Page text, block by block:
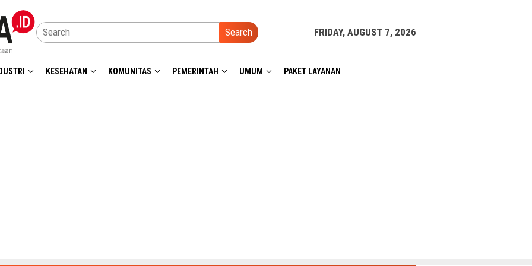
Search FRIDAY, AUGUST 7, 2026
KESEHATAN KOMUNITAS PEMERINTAH UMUM PAKET LAYANAN